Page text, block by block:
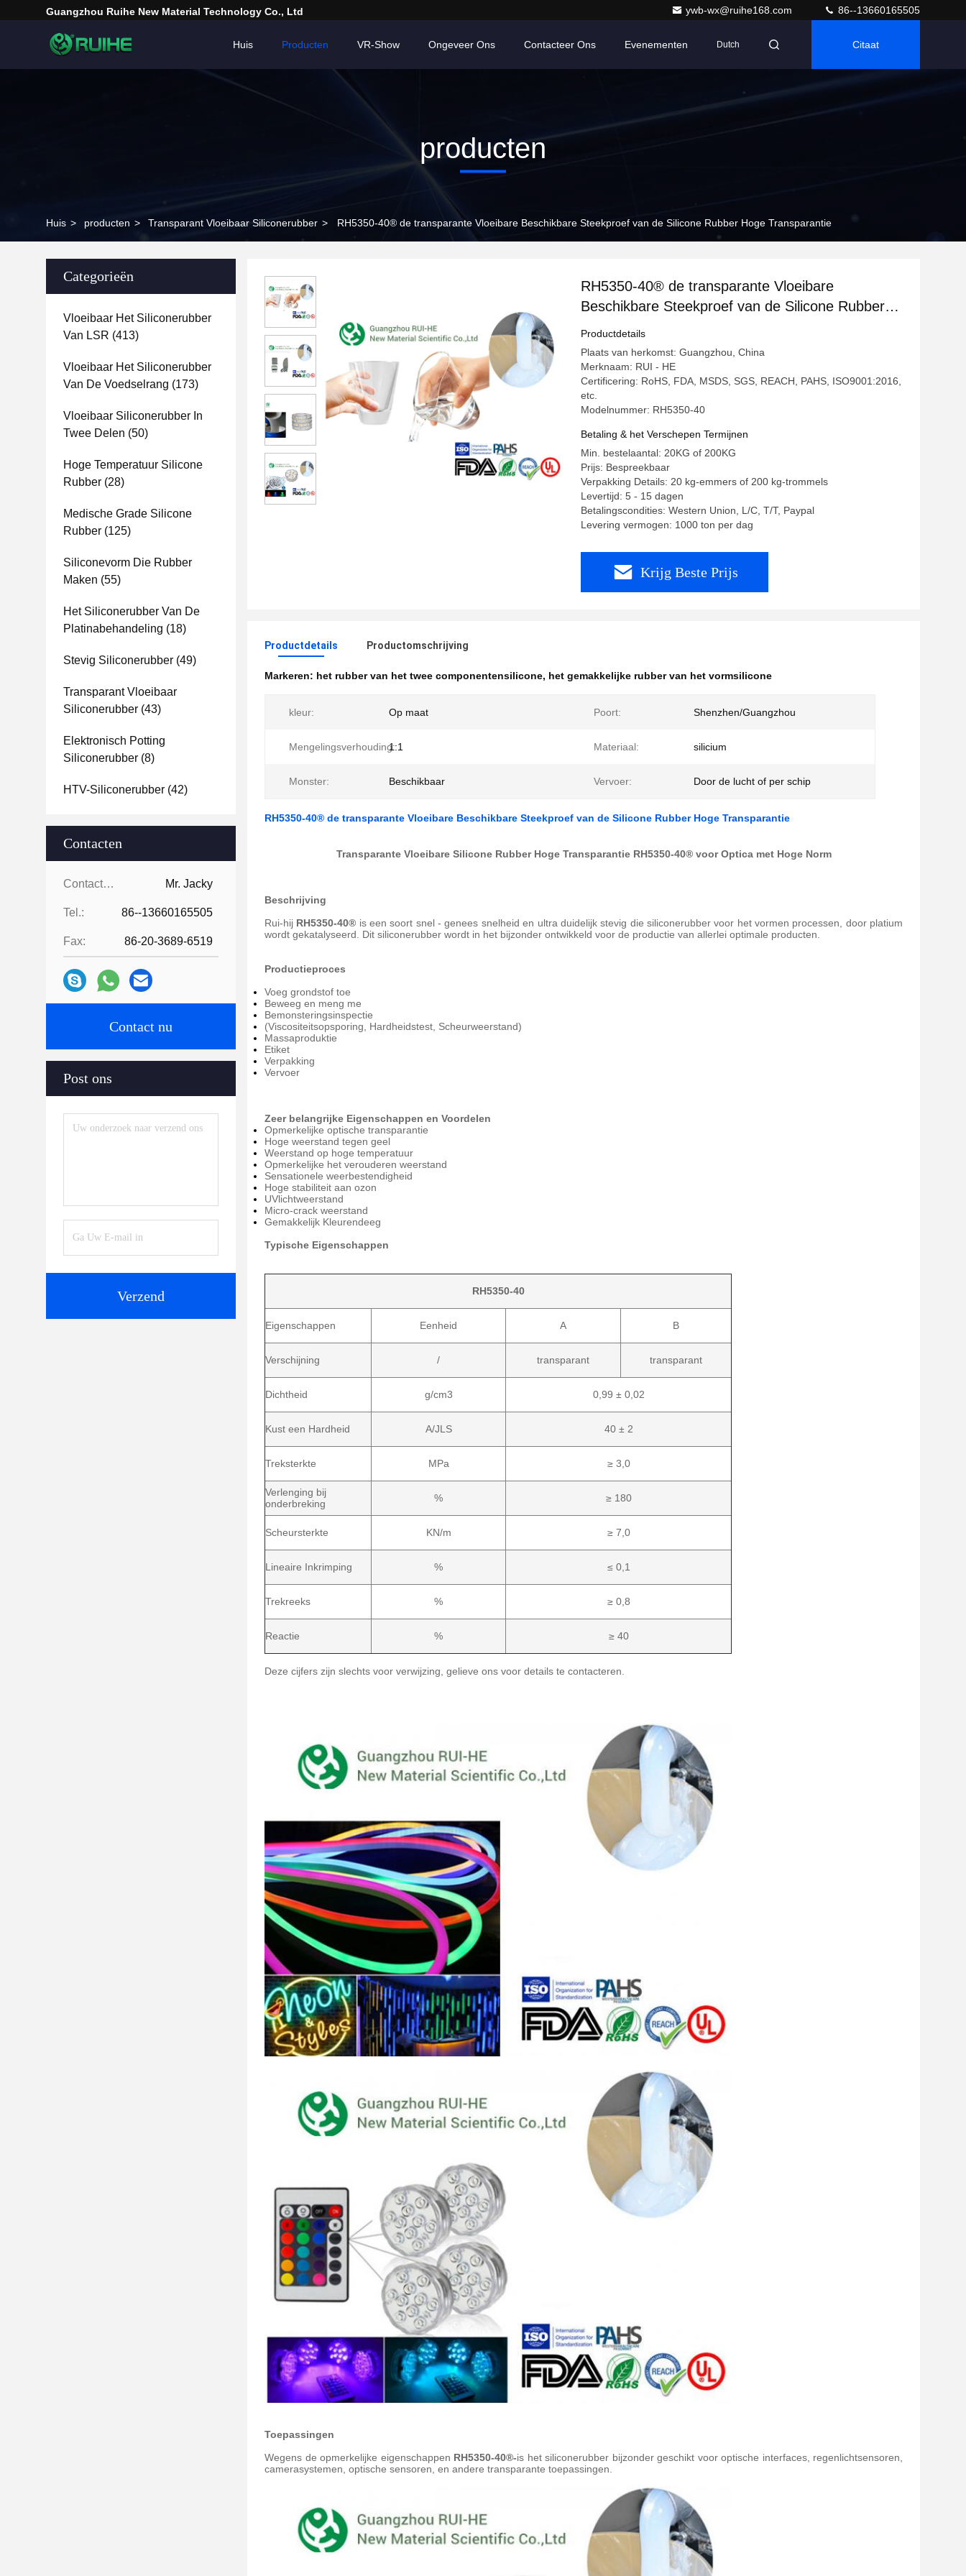
Guangzhou Ruihe New Material Technology Co., Ltd ywb-wx@ruihe168.com 86--13660165505
Huis Producten VR-Show Ongeveer Ons Contacteer Ons Evenementen Dutch Citaat
producten
Huis > producten > Transparant Vloeibaar Siliconerubber > RH5350-40® de transparante Vloeibare Beschikbare Steekproef van de Silicone Rubber Hoge Transparantie
Categorieën
Vloeibaar Het Siliconerubber
Van LSR (413)
Vloeibaar Het Siliconerubber
Van De Voedselrang (173)
Vloeibaar Siliconerubber In
Twee Delen (50)
Hoge Temperatuur Silicone
Rubber (28)
Medische Grade Silicone
Rubber (125)
Siliconevorm Die Rubber
Maken (55)
Het Siliconerubber Van De
Platinabehandeling (18)
Stevig Siliconerubber (49)
Transparant Vloeibaar
Siliconerubber (43)
Elektronisch Potting
Siliconerubber (8)
HTV-Siliconerubber (42)
Contacten
Contacten: Mr. Jacky
Tel.: 86--13660165505
Fax: 86-20-3689-6519
Contact nu
Post ons
Verzend
RH5350-40® de transparante Vloeibare
Beschikbare Steekproef van de Silicone Rubber
Hoge Transparantie
Productdetails
Plaats van herkomst: Guangzhou, China
Merknaam: RUI - HE
Certificering: RoHS, FDA, MSDS, SGS, REACH, PAHS, ISO9001:2016,
etc.
Modelnummer: RH5350-40
Betaling & het Verschepen Termijnen
Min. bestelaantal: 20KG of 200KG
Prijs: Bespreekbaar
Verpakking Details: 20 kg-emmers of 200 kg-trommels
Levertijd: 5 - 15 dagen
Betalingscondities: Western Union, L/C, T/T, Paypal
Levering vermogen: 1000 ton per dag
Krijg Beste Prijs
Productdetails Productomschrijving
Markeren: het rubber van het twee componentensilicone, het gemakkelijke rubber van het vormsilicone
kleur: Op maat Poort: Shenzhen/Guangzhou
Mengelingsverhouding:1:1 Materiaal: silicium
Monster: Beschikbaar Vervoer: Door de lucht of per schip
RH5350-40® de transparante Vloeibare Beschikbare Steekproef van de Silicone Rubber Hoge Transparantie
Transparante Vloeibare Silicone Rubber Hoge Transparantie RH5350-40® voor Optica met Hoge Norm
Beschrijving
Rui-hij RH5350-40® is een soort snel - genees snelheid en ultra duidelijk stevig die siliconerubber voor het vormen processen, door platium
wordt gekatalyseerd. Dit siliconerubber wordt in het bijzonder ontwikkeld voor de productie van allerlei optimale producten.
Productieproces
Voeg grondstof toe
Beweeg en meng me
Bemonsteringsinspectie
(Viscositeitsopsporing, Hardheidstest, Scheurweerstand)
Massaproduktie
Etiket
Verpakking
Vervoer
Zeer belangrijke Eigenschappen en Voordelen
Opmerkelijke optische transparantie
Hoge weerstand tegen geel
Weerstand op hoge temperatuur
Opmerkelijke het verouderen weerstand
Sensationele weerbestendigheid
Hoge stabiliteit aan ozon
UVlichtweerstand
Micro-crack weerstand
Gemakkelijk Kleurendeeg
Typische Eigenschappen
RH5350-40
Eigenschappen Eenheid A B
Verschijning / transparant transparant
Dichtheid g/cm3 0,99 ± 0,02
Kust een Hardheid A/JLS 40 ± 2
Treksterkte MPa ≥ 3,0
Verlenging bij
onderbreking
% ≥ 180
Scheursterkte KN/m ≥ 7,0
Lineaire Inkrimping % ≤ 0,1
Trekreeks % ≥ 0,8
Reactie % ≥ 40
Deze cijfers zijn slechts voor verwijzing, gelieve ons voor details te contacteren.
Toepassingen
Wegens de opmerkelijke eigenschappen RH5350-40®-is het siliconerubber bijzonder geschikt voor optische interfaces, regenlichtsensoren,
camerasystemen, optische sensoren, en andere transparante toepassingen.